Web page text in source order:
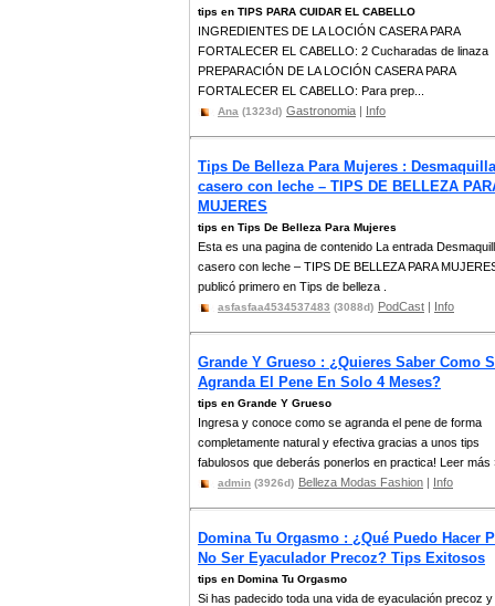
tips en TIPS PARA CUIDAR EL CABELLO
INGREDIENTES DE LA LOCIÓN CASERA PARA
FORTALECER EL CABELLO: 2 Cucharadas de linaza
PREPARACIÓN DE LA LOCIÓN CASERA PARA
FORTALECER EL CABELLO: Para prep...
Ana (1323d) Gastronomia | Info
Tips De Belleza Para Mujeres :
casero con leche – TIPS DE BELLEZA
MUJERES
tips en Tips De Belleza Para Mujeres
Esta es una pagina de contenido La entrada
casero con leche – TIPS DE BELLEZA PARA
publicó primero en Tips de belleza .
asfasfaa4534537483 (3088d) PodCast | Info
Grande Y Grueso : ¿Quieres Saber Como
Agranda El Pene En Solo 4 Meses?
tips en Grande Y Grueso
Ingresa y conoce como se agranda el pene de forma
completamente natural y efectiva gracias a unos tips
fabulosos que deberás ponerlos en practica! Leer más
admin (3926d) Belleza Modas Fashion | Info
Domina Tu Orgasmo : ¿Qué Puedo Hacer
No Ser Eyaculador Precoz? Tips Exitosos
tips en Domina Tu Orgasmo
Si has padecido toda una vida de eyaculación precoz y